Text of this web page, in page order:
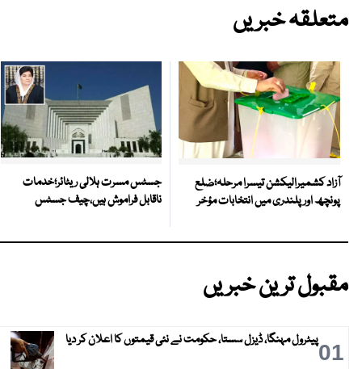
متعلقہ خبریں
آزاد کشمیرالیکشن تیسرا مرحلہ؛ضلع
پونچھ اور پلندری میں انتخابات مؤخر
جسٹس مسرت ہلالی ریٹائر؛خدمات
ناقابل فراموش ہیں،چیف جسٹس
مقبول ترین خبریں
01پیٹرول مہنگا، ڈیزل سستا، حکومت نے نئی قیمتوں کا اعلان کر دیا